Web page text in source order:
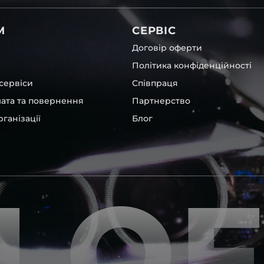
та унікальні.
офісі та оптовому
– на всіх
– для швидкої
будь-які
і пару чи комплект.
перевіряють та
та повернення
СЕРВІС
Договір оферти
Політика конфіденційності
Співпраця
Партнерство
Блог